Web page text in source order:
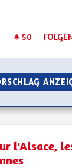
50 50
UN
l'Alsace,